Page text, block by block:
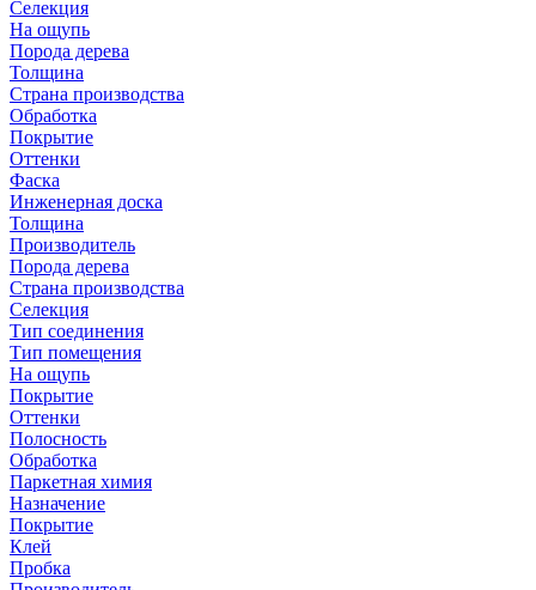
Селекция
На ощупь
Порода дерева
Толщина
Страна производства
Обработка
Покрытие
Оттенки
Фаска
Инженерная доска
Толщина
Производитель
Порода дерева
Страна производства
Селекция
Тип соединения
Тип помещения
На ощупь
Покрытие
Оттенки
Полосность
Обработка
Паркетная химия
Назначение
Покрытие
Клей
Пробка